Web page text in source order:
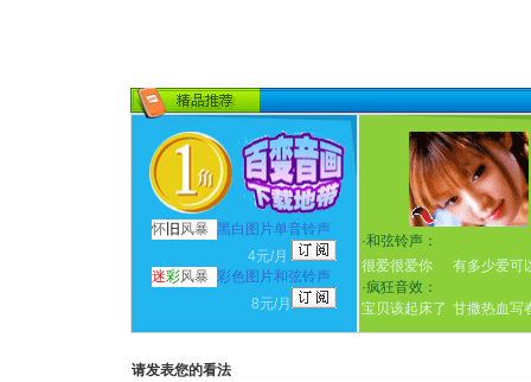
怀 旧 风暴
黑白图片单音铃声
4元/月
迷彩风暴 彩色图片和弦铃声
8元/月
·和弦铃声：
很爱很爱你
有多少爱可
·疯狂音效：
宝贝该起床了 甘撒热血写
请发表您的看法